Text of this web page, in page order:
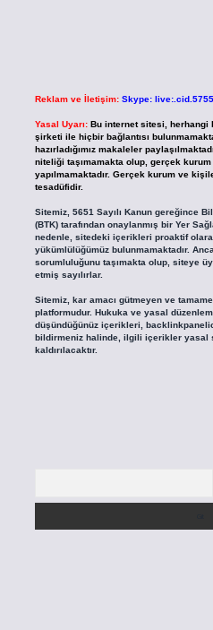
Reklam ve İletişim: Skype:
Yasal Uyarı: Bu internet sitesi, herhangi
şirketi ile hiçbir bağlantısı
hazırladığımız makaleler
niteliği taşımamakta olup, gerçek
yapılmamaktadır. Gerçek kurum ve
tesadüfidir.
Sitemiz, 5651 Sayılı Kanun gereğince
(BTK) tarafından onaylanmış bir Yer
nedenle, sitedeki içerikleri proaktif
yükümlülüğümüz bulunmamaktadır.
sorumluluğunu taşımakta olup, siteye
etmiş sayılırlar.
Sitemiz, kar amacı gütmeyen ve
platformudur. Hukuka ve yasal
düşündüğünüz içerikleri,
bildirmeniz halinde, ilgili içerikler yasal
kaldırılacaktır.